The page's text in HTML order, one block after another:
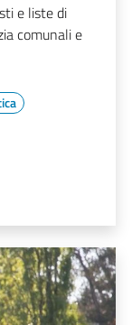
e liste di
comunali e